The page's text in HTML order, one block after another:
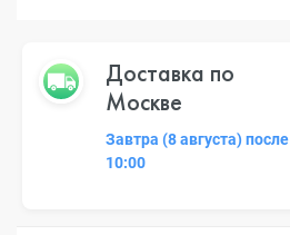
Доставка по
Москве
Завтра (8 августа) после
10:00